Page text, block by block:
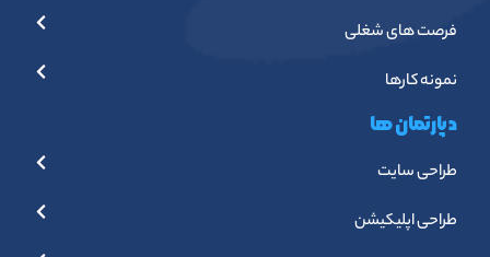
فرصت های شغلی
نمونه کارها
دپارتمان ها
طراحی سایت
طراحی اپلیکیشن